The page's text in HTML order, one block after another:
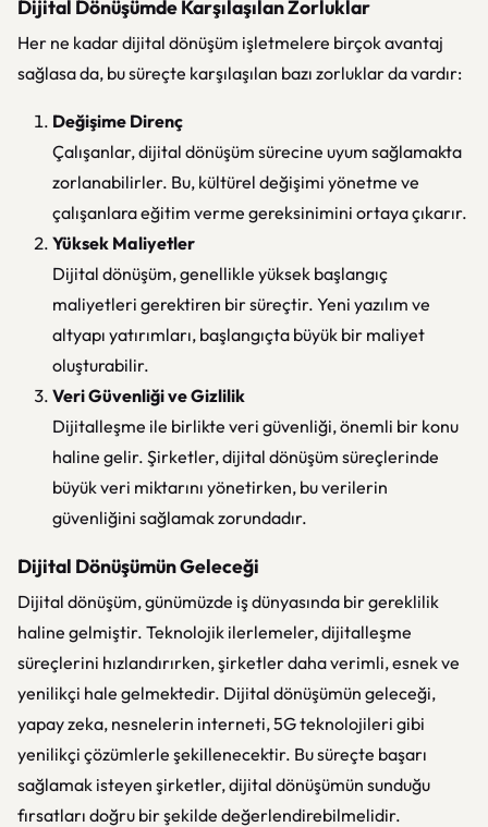
Dijital Dönüşümde Karşılaşılan Zorluklar
Her ne kadar dijital dönüşüm işletmelere birçok avantaj
sağlasa da, bu süreçte karşılaşılan bazı zorluklar da vardır:
Değişime Direnç
Çalışanlar, dijital dönüşüm sürecine uyum sağlamakta
zorlanabilirler. Bu, kültürel değişimi yönetme ve
çalışanlara eğitim verme gereksinimini ortaya çıkarır.
Yüksek Maliyetler
Dijital dönüşüm, genellikle yüksek başlangıç
maliyetleri gerektiren bir süreçtir. Yeni yazılım ve
altyapı yatırımları, başlangıçta büyük bir maliyet
oluşturabilir.
Veri Güvenliği ve Gizlilik
Dijitalleşme ile birlikte veri güvenliği, önemli bir konu
haline gelir. Şirketler, dijital dönüşüm süreçlerinde
büyük veri miktarını yönetirken, bu verilerin
güvenliğini sağlamak zorundadır.
Dijital Dönüşümün Geleceği
Dijital dönüşüm, günümüzde iş dünyasında bir gereklilik
haline gelmiştir. Teknolojik ilerlemeler, dijitalleşme
süreçlerini hızlandırırken, şirketler daha verimli, esnek ve
yenilikçi hale gelmektedir. Dijital dönüşümün geleceği,
yapay zeka, nesnelerin interneti, 5G teknolojileri gibi
yenilikçi çözümlerle şekillenecektir. Bu süreçte başarı
sağlamak isteyen şirketler, dijital dönüşümün sunduğu
fırsatları doğru bir şekilde değerlendirebilmelidir.